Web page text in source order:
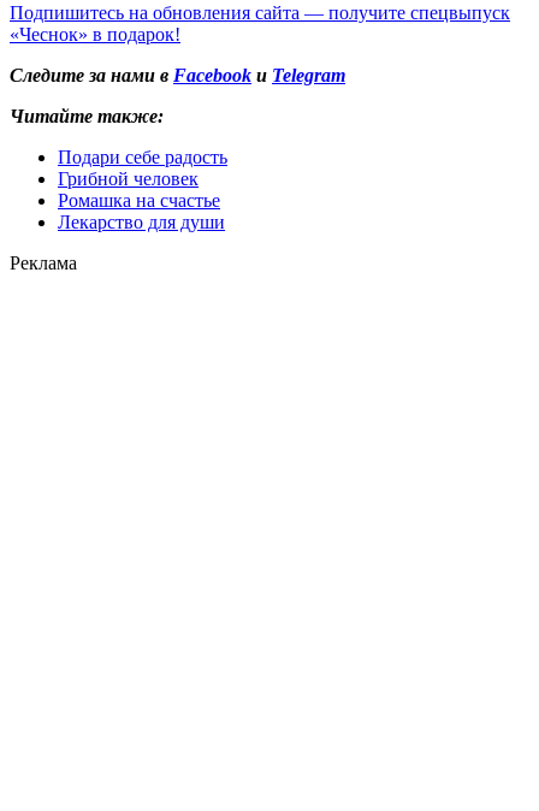
Подпишитесь на обновления сайта — получите спецвыпуск
«Чеснок» в подарок!
Следите за нами в Facebook и Telegram
Читайте также:
Подари себе радость
Грибной человек
Ромашка на счастье
Лекарство для души
Реклама